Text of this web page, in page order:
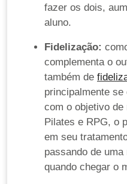
fazer os dois,
aluno.
Fidelização:
complementa o
também de
principalmente
com o objetivo de
Pilates e RPG, o
em seu
passando de
quando chegar o